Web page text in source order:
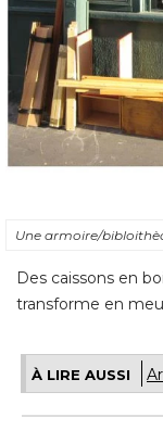
Une armoire/
Des caissons en
transforme en
À LIRE AUSSI